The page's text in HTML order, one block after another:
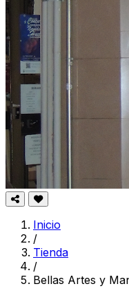
Inicio
/
Tienda
/
Bellas Artes y